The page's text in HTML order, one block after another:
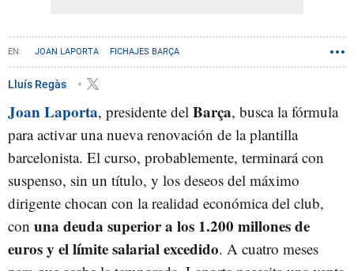
JOAN LAPORTA FICHAJES BARÇA
Lluís Regàs
Joan Laporta, presidente del Barça, busca la fórmula
para activar una nueva renovación de la plantilla
barcelonista. El curso, probablemente, terminará con
suspenso, sin un título, y los deseos del máximo
dirigente chocan con la realidad económica del club,
con una deuda superior a los 1.200 millones de
euros y el límite salarial excedido. A cuatro meses